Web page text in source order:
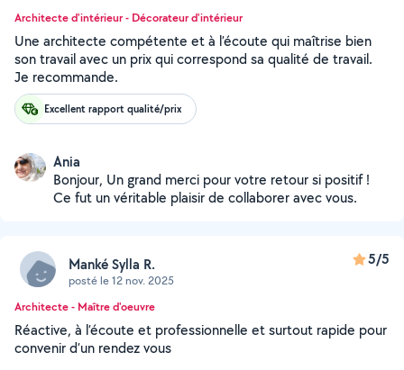
Architecte d'intérieur - Décorateur d'intérieur
Une architecte compétente et à l’écoute qui maîtrise bien
son travail avec un prix qui correspond sa qualité de travail.
Je recommande.
Excellent rapport qualité/prix
Ania
Bonjour, Un grand merci pour votre retour si positif !
Ce fut un véritable plaisir de collaborer avec vous.
Manké Sylla R.
posté le 12 nov. 2025
5/5
Architecte - Maître d'oeuvre
Réactive, à l’écoute et professionnelle et surtout rapide pour
convenir d’un rendez vous